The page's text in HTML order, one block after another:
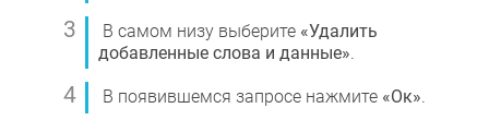
В самом низу выберите «Удалить
добавленные слова и данные».
В появившемся запросе нажмите «Ок».